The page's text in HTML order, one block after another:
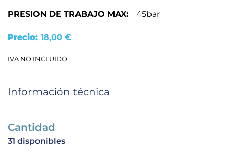
PRESION DE TRABAJO MAX: 45bar
Precio: 18,00 €
IVA NO INCLUIDO
Información técnica
Cantidad
31 disponibles